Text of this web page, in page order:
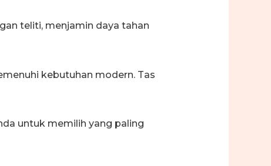
teliti, menjamin daya tahan
kebutuhan modern. Tas
untuk memilih yang paling